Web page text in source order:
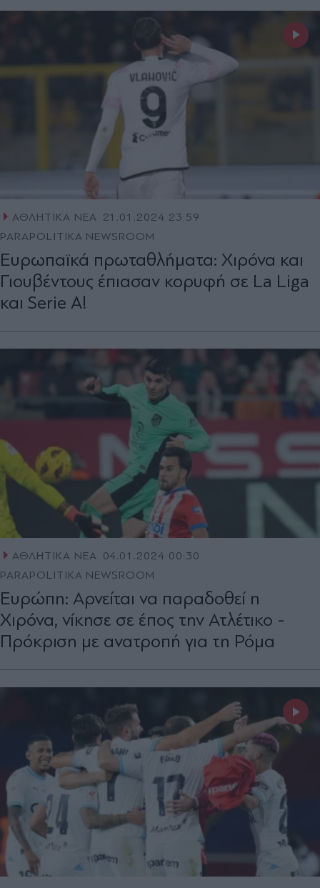
ΑΘΛΗΤΙΚΑ ΝΕΑ 21.01.2024 23:59
PARAPOLITIKA NEWSROOM
Ευρωπαϊκά πρωταθλήματα: Χιρόνα και
Γιουβέντους έπιασαν κορυφή σε La Liga
και Serie A!
ΑΘΛΗΤΙΚΑ ΝΕΑ 04.01.2024 00:30
PARAPOLITIKA NEWSROOM
Ευρώπη: Αρνείται να παραδοθεί η
Χιρόνα, νίκησε σε έπος την Ατλέτικο -
Πρόκριση με ανατροπή για τη Ρόμα